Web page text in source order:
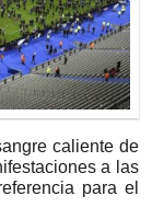
caliente de
a las
para el